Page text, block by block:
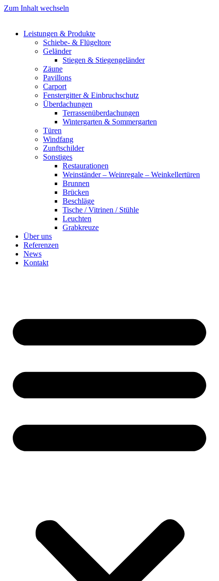
Zum Inhalt wechseln
Leis­tun­gen & Pro­duk­te
Schie­be- & Flü­gel­to­re
Gelän­der
Stie­gen & Stie­gen­ge­län­der
Zäu­ne
Pavil­lons
Car­port
Fens­ter­git­ter & Ein­bruch­schutz
Über­da­chun­gen
Ter­ras­sen­über­da­chun­gen
Win­ter­gar­ten & Som­mer­gar­ten
Türen
Wind­fang
Zunft­schil­der
Sons­ti­ges
Restau­ra­tio­nen
Wein­stän­der – Wein­re­ga­le – Wein­kel­ler­tü­ren
Brun­nen
Brü­cken
Beschlä­ge
Tische / Vitri­nen / Stüh­le
Leuch­ten
Grab­kreu­ze
Über uns
Refe­ren­zen
News
Kon­takt